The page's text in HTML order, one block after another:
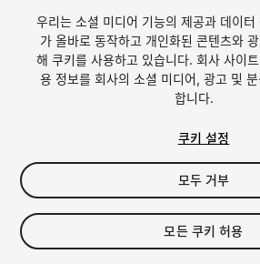
언어
English
简体中文
한국어
Unity에
Sell
에셋 등록
에셋 스토
우리는 소셜 미디어 기능의 제공과 데이터
가 올바로 동작하고 개인화된 콘텐츠와
해 쿠키를 사용하고 있습니다. 회사 사이
용 정보를 회사의 소셜 미디어, 광고 및
합니다.
쿠키 설정
모두 거부
모든 쿠키 허용